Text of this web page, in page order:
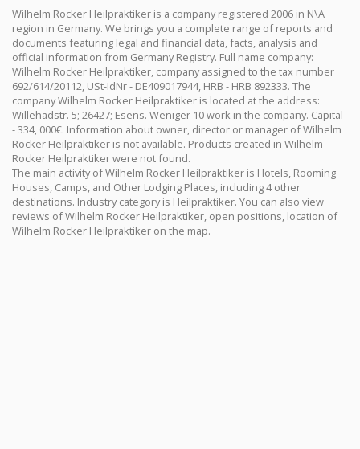
Wilhelm Rocker Heilpraktiker is a company registered 2006 in N\A
region in Germany. We brings you a complete range of reports and
documents featuring legal and financial data, facts, analysis and
official information from Germany Registry. Full name company:
Wilhelm Rocker Heilpraktiker, company assigned to the tax number
692/614/20112, USt-IdNr - DE409017944, HRB - HRB 892333. The
company Wilhelm Rocker Heilpraktiker is located at the address:
Willehadstr. 5; 26427; Esens. Weniger 10 work in the company. Capital
- 334, 000€. Information about owner, director or manager of Wilhelm
Rocker Heilpraktiker is not available. Products created in Wilhelm
Rocker Heilpraktiker were not found.
The main activity of Wilhelm Rocker Heilpraktiker is Hotels, Rooming
Houses, Camps, and Other Lodging Places, including 4 other
destinations. Industry category is Heilpraktiker. You can also view
reviews of Wilhelm Rocker Heilpraktiker, open positions, location of
Wilhelm Rocker Heilpraktiker on the map.